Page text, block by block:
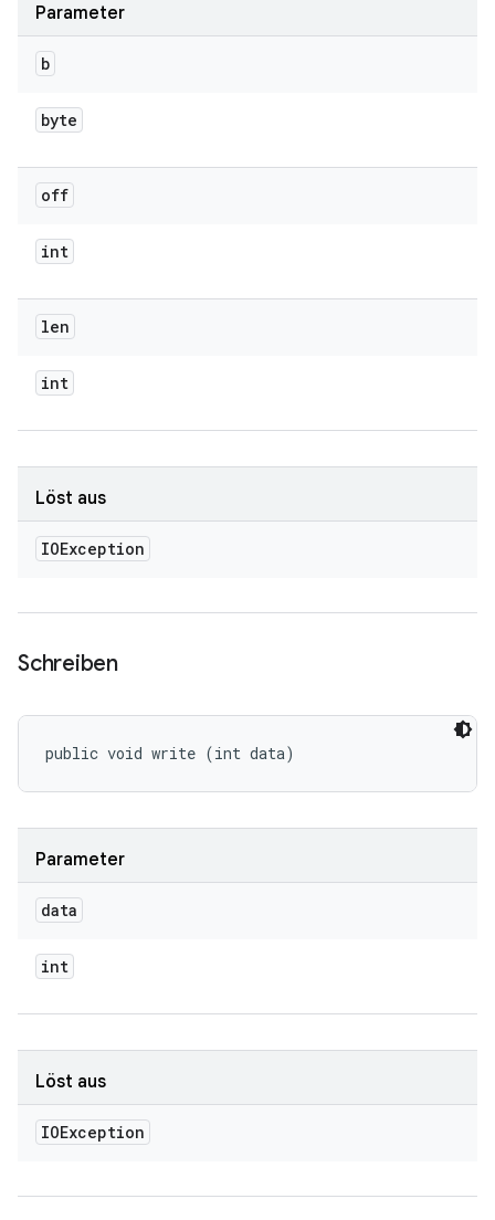
Parameter
b
byte
off
int
len
int
Löst aus
IOException
Schreiben
public void write (int data)
Parameter
data
int
Löst aus
IOException